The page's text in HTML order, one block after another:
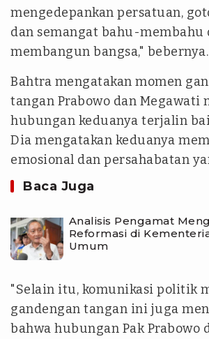
mengedepankan persatuan,
dan semangat bahu-membahu
membangun bangsa," bebernya.
Bahtra mengatakan momen
tangan Prabowo dan Megawati
hubungan keduanya terjalin
Dia mengatakan keduanya
emosional dan persahabatan
Baca Juga
Analisis Pengamat
Reformasi di
Umum
"Selain itu, komunikasi politik
gandengan tangan ini juga
bahwa hubungan Pak Prabowo